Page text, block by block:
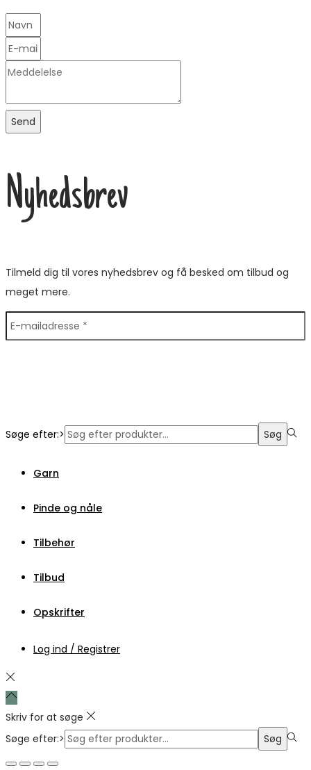
Send
Nyhedsbrev
Tilmeld dig til vores nyhedsbrev og få besked om tilbud og
meget mere.
Søge efter:> Søg
Garn
Pinde og nåle
Tilbehør
Tilbud
Opskrifter
Log ind / Registrer
Skriv for at søge
Søge efter:>
Søg